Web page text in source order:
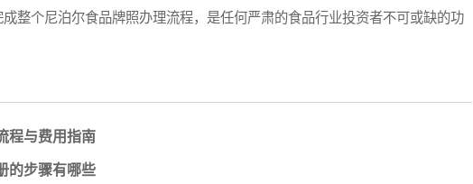
整个尼泊尔食品牌照办理流程，是任何严肃的食品行业投资者不可或缺的功
程与费用指南
的步骤有哪些